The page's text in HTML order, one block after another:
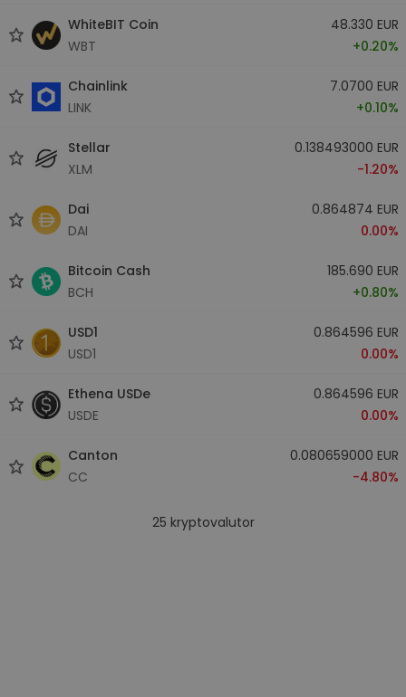
WhiteBIT Coin
WBT
48.330 EUR
+0.20%
Chainlink
LINK
7.0700 EUR
+0.10%
Stellar
XLM
0.138493000 EUR
-1.20%
Dai
DAI
0.864874 EUR
0.00%
Bitcoin Cash
BCH
185.690 EUR
+0.80%
USD1
USD1
0.864596 EUR
0.00%
Ethena USDe
USDE
0.864596 EUR
0.00%
Canton
CC
0.080659000 EUR
-4.80%
25 kryptovalutor